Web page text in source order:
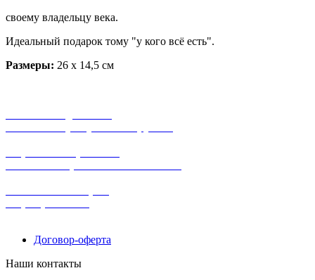
своему владельцу века.
Идеальный подарок тому "у кого всё есть".
Размеры: 26 х 14,5 см
Договор-оферта
Наши контакты